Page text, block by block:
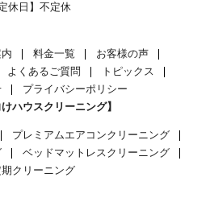
定休日】不定休
料金一覧
お客様の声
よくあるご質問
トピックス
プライバシーポリシー
けハウスクリーニング】
プレミアムエアコンクリーニング
ベッドマットレスクリーニング
期クリーニング